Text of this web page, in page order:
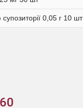
0,05 г 10 шт